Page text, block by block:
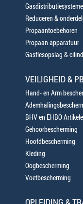
Reduceren &
Propaantoebehoren
Propaan apparatuur
Gasflesopslag &
VEILIGHEID &
Hand- en Arm
BHV en EHBO
Gehoorbescherming
Hoofdbescherming
Kleding
Oogbescherming
Voetbescherming